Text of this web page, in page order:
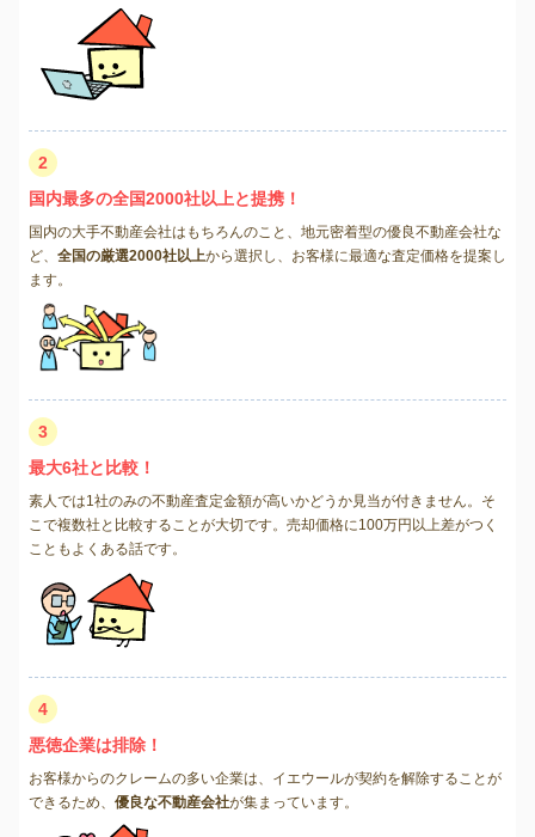
2
国内最多の全国2000社以上と提携！
国内の大手不動産会社はもちろんのこと、地元密着型の優良不動産会社な
ど、 全国の厳選2000社以上から選択し、お客様に最適な査定価格を提案し
ます。
3
最大6社と比較！
素人では1社のみの不動産査定金額が高いかどうか見当が付きません。そ
こで複数社と比較することが大切です。売却価格に100万円以上差がつく
こともよくある話です。
4
悪徳企業は排除！
お客様からのクレームの多い企業は、イエウールが契約を解除することが
できるため、 優良な不動産会社が集まっています。